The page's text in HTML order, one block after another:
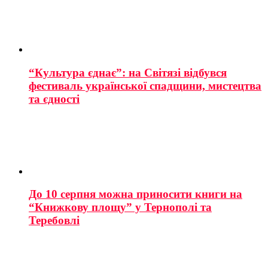
“Культура єднає”: на Світязі відбувся
фестиваль української спадщини, мистецтва
та єдності
До 10 серпня можна приносити книги на
“Книжкову площу” у Тернополі та
Теребовлі